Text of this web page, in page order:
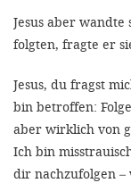
Jesus aber wandte
folgten, fragte er
Jesus, du fragst
bin betroffen:
aber wirklich von
Ich bin
dir nachzufolgen –